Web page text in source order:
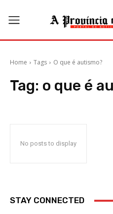
Home Tags O que é autismo?
Tag: o que é
No posts to display
STAY CONNECTED